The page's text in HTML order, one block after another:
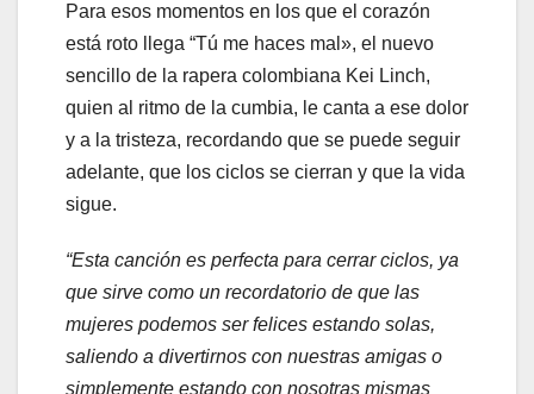
Para esos momentos en los que el corazón
está roto llega “Tú me haces mal», el nuevo
sencillo de la rapera colombiana Kei Linch,
quien al ritmo de la cumbia, le canta a ese dolor
y a la tristeza, recordando que se puede seguir
adelante, que los ciclos se cierran y que la vida
sigue.
“Esta canción es perfecta para cerrar ciclos, ya
que sirve como un recordatorio de que las
mujeres podemos ser felices estando solas,
saliendo a divertirnos con nuestras amigas o
simplemente estando con nosotras mismas